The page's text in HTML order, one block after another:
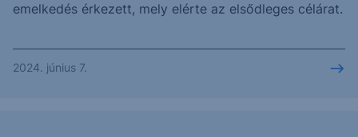
emelkedés érkezett, mely elérte az elsődleges célárat.
2024. június 7.